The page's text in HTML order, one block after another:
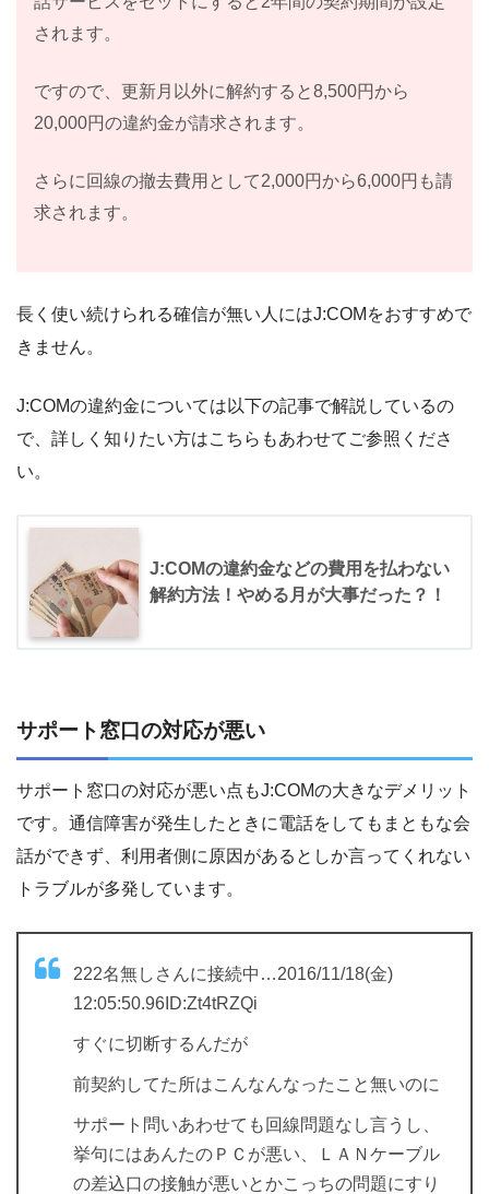
されます。
ですので、更新月以外に解約すると8,500円から
20,000円の違約金が請求されます。
さらに回線の撤去費用として2,000円から6,000円も請
求されます。
長く使い続けられる確信が無い人にはJ:COMをおすすめで
きません。
J:COMの違約金については以下の記事で解説しているの
で、詳しく知りたい方はこちらもあわせてご参照くださ
い。
J:COMの違約金などの費用を払わない
解約方法！やめる月が大事だった？！
サポート窓口の対応が悪い
サポート窓口の対応が悪い点もJ:COMの大きなデメリット
です。通信障害が発生したときに電話をしてもまともな会
話ができず、利用者側に原因があるとしか言ってくれない
トラブルが多発しています。
222名無しさんに接続中…2016/11/18(金)
12:05:50.96ID:Zt4tRZQi
すぐに切断するんだが
前契約してた所はこんなんなったこと無いのに
サポート問いあわせても回線問題なし言うし、
挙句にはあんたのＰＣが悪い、ＬＡＮケーブル
の差込口の接触が悪いとかこっちの問題にすり